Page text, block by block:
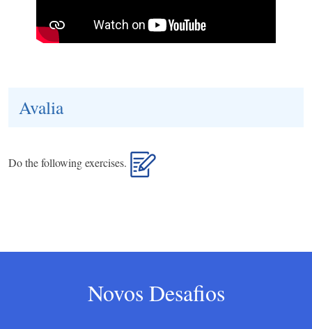
Avalia
Do the following exercises.
Novos Desafios